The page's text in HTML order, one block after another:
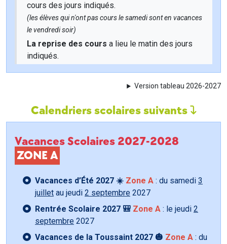
cours des jours indiqués.
(les élèves qui n'ont pas cours le samedi sont en vacances
le vendredi soir)
La reprise des cours a lieu le matin des jours
indiqués.
Version tableau 2026-2027
Calendriers scolaires suivants
Vacances Scolaires 2027-2028
ZONE A
Vacances d’Été 2027 ☀️ Zone A : du samedi 3
juillet au jeudi 2 septembre 2027
Rentrée Scolaire 2027 🎒 Zone A : le jeudi 2
septembre 2027
Vacances de la Toussaint 2027 🎃 Zone A : du